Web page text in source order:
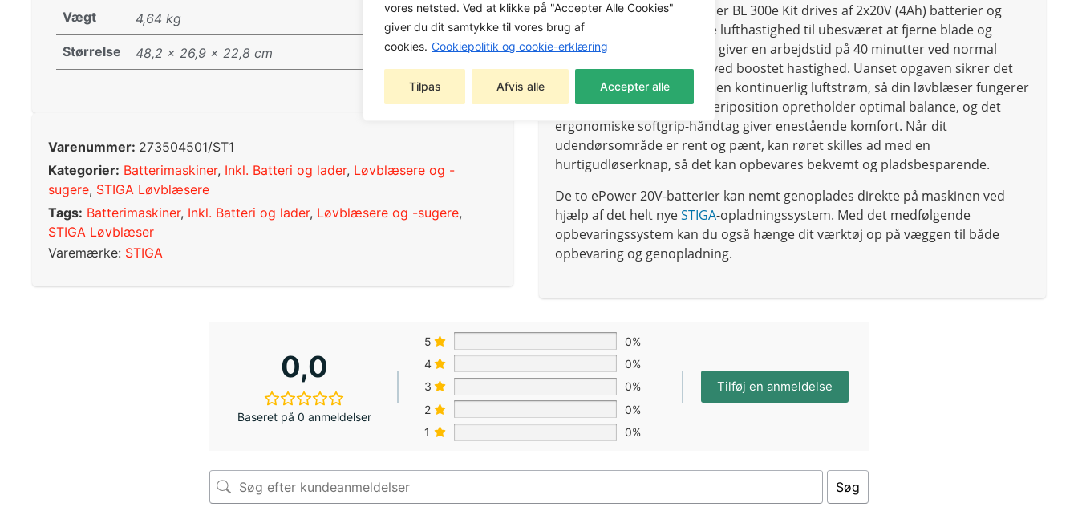
vores netsted. Ved at klikke på "Accepter Alle Cookies"
giver du dit samtykke til vores brug af
cookies. Cookiepolitik og cookie-erklæring
Tilpas Afvis alle Accepter alle
Vægt 4,64 kg
Størrelse 48,2 × 26,9 × 22,8 cm
Varenummer: 273504501/ST1
Kategorier: Batterimaskiner, Inkl. Batteri og lader, Løvblæsere og -
sugere, STIGA Løvblæsere
Tags: Batterimaskiner, Inkl. Batteri og lader, Løvblæsere og -sugere,
STIGA Løvblæser
Varemærke: STIGA
Den batteridrevne løvblæser BL 300e Kit drives af 2x20V (4Ah) batterier og
genererer den nødvendige lufthastighed til ubesværet at fjerne blade og
snavs. En enkelt opladning giver en arbejdstid på 40 minutter ved normal
hastighed og 25 minutter ved boostet hastighed. Uanset opgaven sikrer det
effektive ventilationsgitter en kontinuerlig luftstrøm, så din løvblæser fungerer
fejlfrit. Den kompakte batteriposition opretholder optimal balance, og det
ergonomiske softgrip-håndtag giver enestående komfort. Når dit
udendørsområde er rent og pænt, kan røret skilles ad med en
hurtigudløserknap, så det kan opbevares bekvemt og pladsbesparende.
De to ePower 20V-batterier kan nemt genoplades direkte på maskinen ved
hjælp af det helt nyeSTIGA-opladningssystem. Med det medfølgende
opbevaringssystem kan du også hænge dit værktøj op på væggen til både
opbevaring og genopladning.
0,0
Baseret på 0 anmeldelser
5
0%
4
0%
3
0%
2
0%
1
0%
Tilføj en anmeldelse
Søg